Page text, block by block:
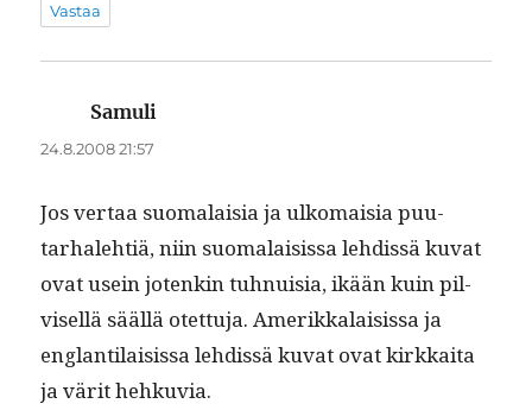
Vastaa
Samuli
24.8.2008 21:57
Jos ver­taa suo­ma­laisia ja ulko­maisia puu­
tarhale­htiä, niin suo­ma­lai­sis­sa lehdis­sä kuvat
ovat usein jotenkin tuh­nuisia, ikään kuin pil­
visel­lä sääl­lä otet­tu­ja. Amerikkalai­sis­sa ja
englan­ti­lai­sis­sa lehdis­sä kuvat ovat kirkkai­ta
ja värit hehkuvia.